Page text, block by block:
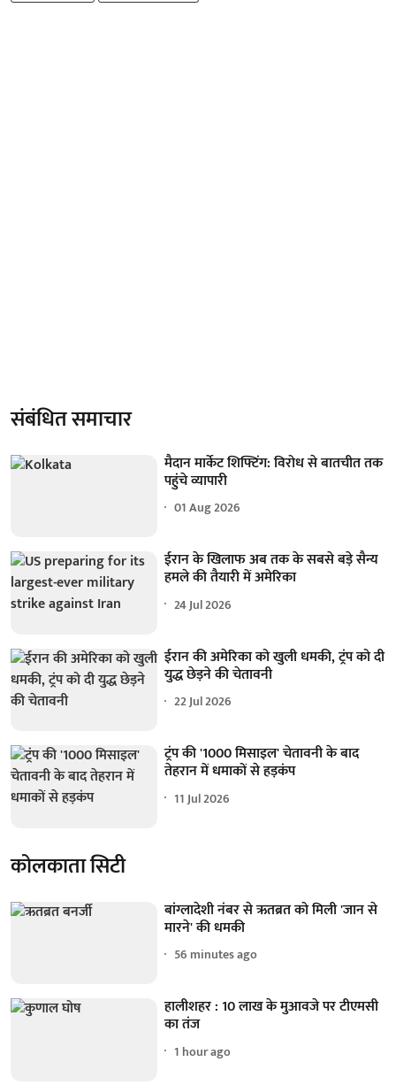
संबंधित समाचार
मैदान मार्केट शिफ्टिंग: विरोध से बातचीत तक
पहुंचे व्यापारी
01 Aug 2026
ईरान के खिलाफ अब तक के सबसे बड़े सैन्य
हमले की तैयारी में अमेरिका
24 Jul 2026
ईरान की अमेरिका को खुली धमकी, ट्रंप को दी
युद्ध छेड़ने की चेतावनी
22 Jul 2026
ट्रंप की '1000 मिसाइल' चेतावनी के बाद
तेहरान में धमाकों से हड़कंप
11 Jul 2026
कोलकाता सिटी
बांग्लादेशी नंबर से ऋतब्रत को मिली 'जान से
मारने' की धमकी
56 minutes ago
हालीशहर : 10 लाख के मुआवजे पर टीएमसी
का तंज
1 hour ago